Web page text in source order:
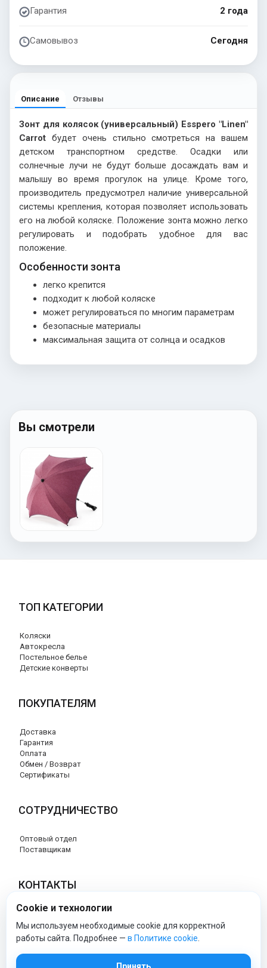
Гарантия 2 года
Самовывоз Сегодня
Описание Отзывы
Зонт для колясок (универсальный) Esspero "Linen"
Сarrot будет очень стильно смотреться на вашем
детском транспортном средстве. Осадки или
солнечные лучи не будут больше досаждать вам и
малышу во время прогулок на улице. Кроме того,
производитель предусмотрел наличие универсальной
системы крепления, которая позволяет использовать
его на любой коляске. Положение зонта можно легко
регулировать и подобрать удобное для вас
положение.
Особенности зонта
легко крепится
подходит к любой коляске
может регулироваться по многим параметрам
безопасные материалы
максимальная защита от солнца и осадков
Вы смотрели
ТОП КАТЕГОРИИ
Коляски
Автокресла
Постельное белье
Детские конверты
ПОКУПАТЕЛЯМ
Доставка
Гарантия
Оплата
Обмен / Возврат
Сертификаты
СОТРУДНИЧЕСТВО
Оптовый отдел
Поставщикам
КОНТАКТЫ
8 (800) 707-76-34
info@esspero-market.ru
Cookie и технологии
Мы используем необходимые cookie для корректной
работы сайта. Подробнее — в Политике cookie